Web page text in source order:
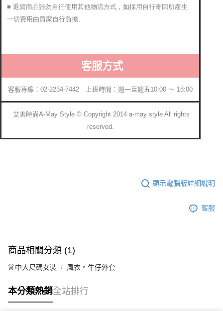
■ 退貨商品請勿自行使用其他物流方式，如採用自行寄回所產生
一切費用由買家自行負擔。
客服方式
客服專線：02-2234-7442 上班時間：週一至週五10:00 ～ 18:00
艾美時尚A-May Style © Copyright 2014 a-may style All rights
reserved.
顯示電腦版詳細說明
客服
商品相關分類 (1)
👗中大尺碼女裝 風衣。牛仔外套
本分類熱銷全站排行